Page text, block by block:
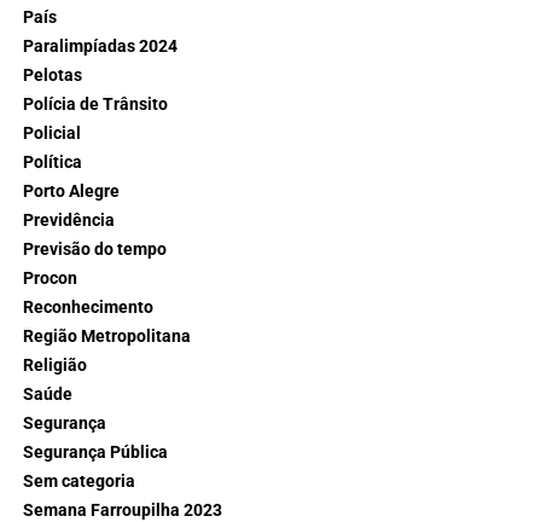
País
Paralimpíadas 2024
Pelotas
Polícia de Trânsito
Policial
Política
Porto Alegre
Previdência
Previsão do tempo
Procon
Reconhecimento
Região Metropolitana
Religião
Saúde
Segurança
Segurança Pública
Sem categoria
Semana Farroupilha 2023